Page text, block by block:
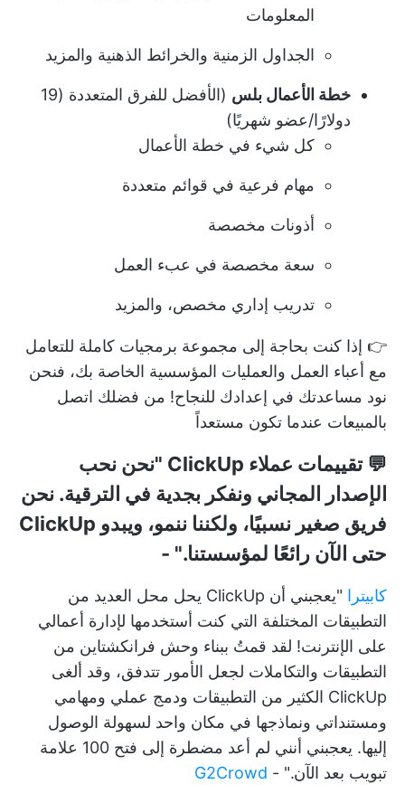
المعلومات
الجداول الزمنية والخرائط الذهنية والمزيد
خطة الأعمال بلس
(الأفضل للفرق المتعددة (19
دولارًا/عضو شهريًا)
كل شيء في خطة الأعمال
مهام فرعية في قوائم متعددة
أذونات مخصصة
سعة مخصصة في عبء العمل
تدريب إداري مخصص، والمزيد
👉 إذا كنت بحاجة إلى مجموعة برمجيات كاملة للتعامل
مع أعباء العمل والعمليات المؤسسية الخاصة بك، فنحن
نود مساعدتك في إعدادك للنجاح! من فضلك اتصل
بالمبيعات عندما تكون مستعداً
💬تقييمات عملاء ClickUp
"نحن نحب
الإصدار المجاني ونفكر بجدية في الترقية. نحن
فريق صغير نسبيًا، ولكننا ننمو، ويبدو ClickUp
حتى الآن رائعًا لمؤسستنا." -
كابيترا
"يعجبني أن ClickUp يحل محل العديد من
التطبيقات المختلفة التي كنت أستخدمها لإدارة أعمالي
على الإنترنت! لقد قمتُ ببناء وحش فرانكشتاين من
التطبيقات والتكاملات لجعل الأمور تتدفق، وقد ألغى
ClickUp الكثير من التطبيقات ودمج عملي ومهامي
ومستنداتي ونماذجها في مكان واحد لسهولة الوصول
إليها. يعجبني أنني لم أعد مضطرة إلى فتح 100 علامة
تبويب بعد الآن." - G2Crowd